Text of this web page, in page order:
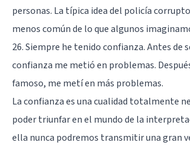
personas. La típica idea del policía
menos común de lo que algunos
26. Siempre he tenido confianza. Antes de
confianza me metió en problemas.
famoso, me metí en más problemas.
La confianza es una cualidad totalmente
poder triunfar en el mundo de la
ella nunca podremos transmitir una gran